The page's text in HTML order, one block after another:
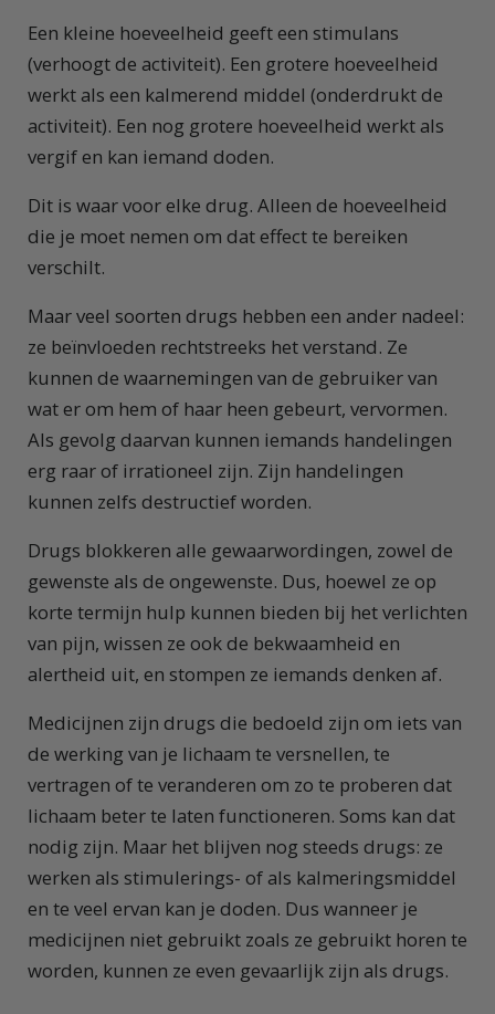
Een kleine hoeveelheid geeft een stimulans
(verhoogt de activiteit). Een grotere hoeveelheid
werkt als een kalmerend middel (onderdrukt de
activiteit). Een nog grotere hoeveelheid werkt als
vergif en kan iemand doden.
Dit is waar voor elke drug. Alleen de hoeveelheid
die je moet nemen om dat effect te bereiken
verschilt.
Maar veel soorten drugs hebben een ander nadeel:
ze beïnvloeden rechtstreeks het verstand. Ze
kunnen de waarnemingen van de gebruiker van
wat er om hem of haar heen gebeurt, vervormen.
Als gevolg daarvan kunnen iemands handelingen
erg raar of irrationeel zijn. Zijn handelingen
kunnen zelfs destructief worden.
Drugs blokkeren alle gewaarwordingen, zowel de
gewenste als de ongewenste. Dus, hoewel ze op
korte termijn hulp kunnen bieden bij het verlichten
van pijn, wissen ze ook de bekwaamheid en
alertheid uit, en stompen ze iemands denken af.
Medicijnen zijn drugs die bedoeld zijn om iets van
de werking van je lichaam te versnellen, te
vertragen of te veranderen om zo te proberen dat
lichaam beter te laten functioneren. Soms kan dat
nodig zijn. Maar het blijven nog steeds drugs: ze
werken als stimulerings- of als kalmeringsmiddel
en te veel ervan kan je doden. Dus wanneer je
medicijnen niet gebruikt zoals ze gebruikt horen te
worden, kunnen ze even gevaarlijk zijn als drugs.